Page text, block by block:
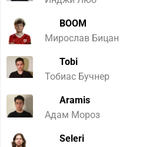
BOOM
Мирослав Бицан
Tobi
Тобиас Бучнер
Aramis
Адам Мороз
Seleri